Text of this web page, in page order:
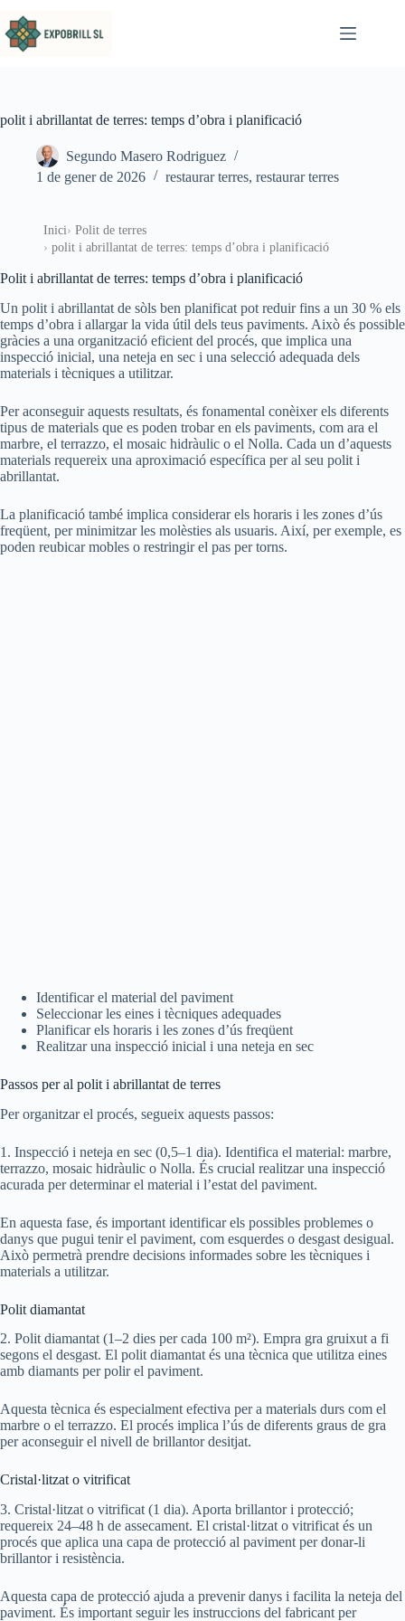
polit i abrillantat de terres: temps d’obra i planificació
Segundo Masero Rodriguez
1 de gener de 2026
restaurar terres, restaurar terres
Inici
Polit de terres
polit i abrillantat de terres: temps d’obra i planificació
Polit i abrillantat de terres: temps d’obra i planificació
Un polit i abrillantat de sòls ben planificat pot reduir fins a un 30 % els
temps d’obra i allargar la vida útil dels teus paviments. Això és possible
gràcies a una organització eficient del procés, que implica una
inspecció inicial, una neteja en sec i una selecció adequada dels
materials i tècniques a utilitzar.
Per aconseguir aquests resultats, és fonamental conèixer els diferents
tipus de materials que es poden trobar en els paviments, com ara el
marbre, el terrazzo, el mosaic hidràulic o el Nolla. Cada un d’aquests
materials requereix una aproximació específica per al seu polit i
abrillantat.
La planificació també implica considerar els horaris i les zones d’ús
freqüent, per minimitzar les molèsties als usuaris. Així, per exemple, es
poden reubicar mobles o restringir el pas per torns.
Identificar el material del paviment
Seleccionar les eines i tècniques adequades
Planificar els horaris i les zones d’ús freqüent
Realitzar una inspecció inicial i una neteja en sec
Passos per al polit i abrillantat de terres
Per organitzar el procés, segueix aquests passos:
1. Inspecció i neteja en sec (0,5–1 dia). Identifica el material: marbre,
terrazzo, mosaic hidràulic o Nolla. És crucial realitzar una inspecció
acurada per determinar el material i l’estat del paviment.
En aquesta fase, és important identificar els possibles problemes o
danys que pugui tenir el paviment, com esquerdes o desgast desigual.
Això permetrà prendre decisions informades sobre les tècniques i
materials a utilitzar.
Polit diamantat
2. Polit diamantat (1–2 dies per cada 100 m²). Empra gra gruixut a fi
segons el desgast. El polit diamantat és una tècnica que utilitza eines
amb diamants per polir el paviment.
Aquesta tècnica és especialment efectiva per a materials durs com el
marbre o el terrazzo. El procés implica l’ús de diferents graus de gra
per aconseguir el nivell de brillantor desitjat.
Cristal·litzat o vitrificat
3. Cristal·litzat o vitrificat (1 dia). Aporta brillantor i protecció;
requereix 24–48 h de assecament. El cristal·litzat o vitrificat és un
procés que aplica una capa de protecció al paviment per donar-li
brillantor i resistència.
Aquesta capa de protecció ajuda a prevenir danys i facilita la neteja del
paviment. És important seguir les instruccions del fabricant per